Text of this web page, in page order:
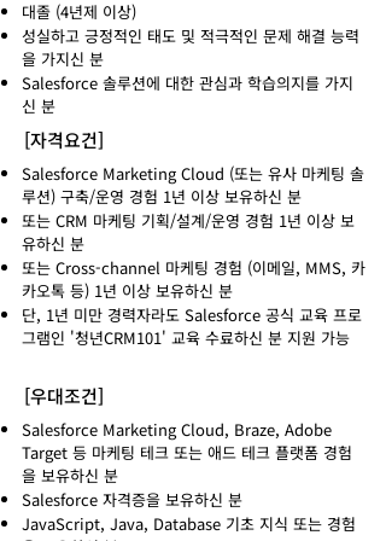
대졸 (4년제 이상)
성실하고 긍정적인 태도 및 적극적인 문제 해결 능력
을 가지신 분
Salesforce 솔루션에 대한 관심과 학습의지를 가지
신 분
[자격요건]
Salesforce Marketing Cloud (또는 유사 마케팅 솔
루션) 구축/운영 경험 1년 이상 보유하신 분
또는 CRM 마케팅 기획/설계/운영 경험 1년 이상 보
유하신 분
또는 Cross-channel 마케팅 경험 (이메일, MMS, 카
카오톡 등) 1년 이상 보유하신 분
​단, 1년 미만 경력자라도 Salesforce 공식 교육 프로
그램인 '청년CRM101' 교육 수료하신 분 지원 가능
[우대조건]
Salesforce Marketing Cloud, Braze, Adobe
Target 등 마케팅 테크 또는 애드 테크 플랫폼 경험
을 보유하신 분
Salesforce 자격증을 보유하신 분
JavaScript, Java, Database 기초 지식 또는 경험